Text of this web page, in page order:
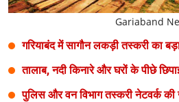
About Us
Contact Us
Gariaband
गरियाबंद में सागौन लकड़ी तस्करी का
तालाब, नदी किनारे और घरों के पीछे
पुलिस और वन विभाग तस्करी नेटवर्क